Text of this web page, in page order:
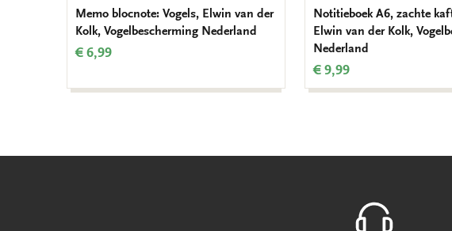
Memo blocnote: Vogels, Elwin van der
Kolk, Vogelbescherming Nederland
€ 6,99
Notitieboek A6, zachte
Elwin van der Kolk,
Nederland
€ 9,99